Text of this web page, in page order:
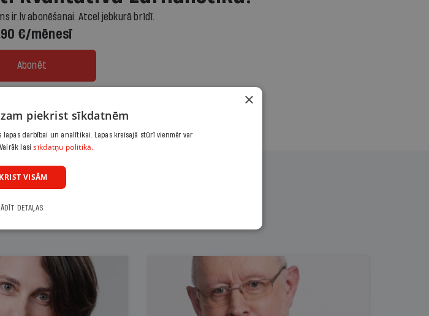
ir.lv abonēšanai. Atcel jebkurā brīdī.
€/mēnesī
Abonēt
×
piekrist sīkdatnēm
lapas darbībai un analītikai. Lapas kreisajā stūrī vienmēr var
lasisīkdatņu politikā.
VISĀM
DETAĻAS